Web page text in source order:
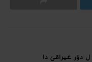
دۆر عیراقێ دا